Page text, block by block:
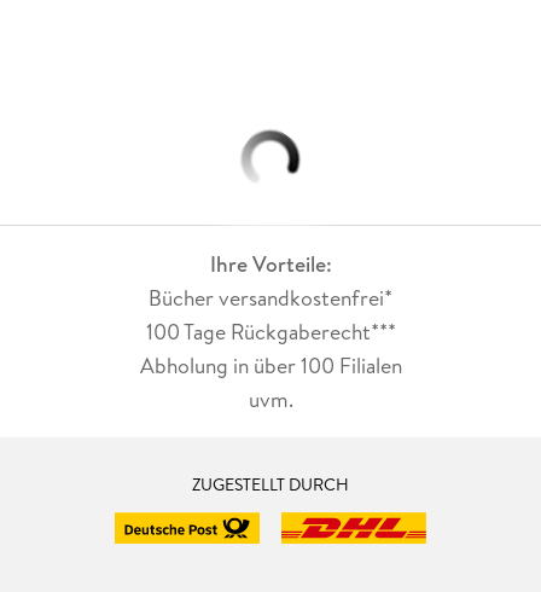
Ihre Vorteile:
Bücher versandkostenfrei*
100 Tage Rückgaberecht***
Abholung in über 100 Filialen
uvm.
ZUGESTELLT DURCH